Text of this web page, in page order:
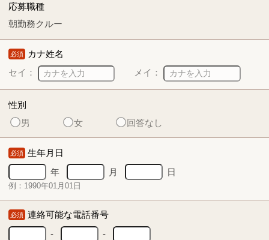
応募職種
朝勤務クルー
必須 カナ姓名
セイ：
メイ：
性別
男
女 回答なし
必須 生年月日
年
月 日
例：1990年01月01日
必須 連絡可能な電話番号
-
-